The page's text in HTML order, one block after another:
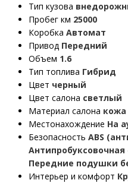
Тип кузова
Пробег км 25000
Коробка Автомат
Привод Передний
Объем 1.6
Тип топлива Гибрид
Цвет черный
Цвет салона светлый
Материал салона кожа
Местонахождение На
Безопасность ABS
Передние подушки
Интерьер и комфорт